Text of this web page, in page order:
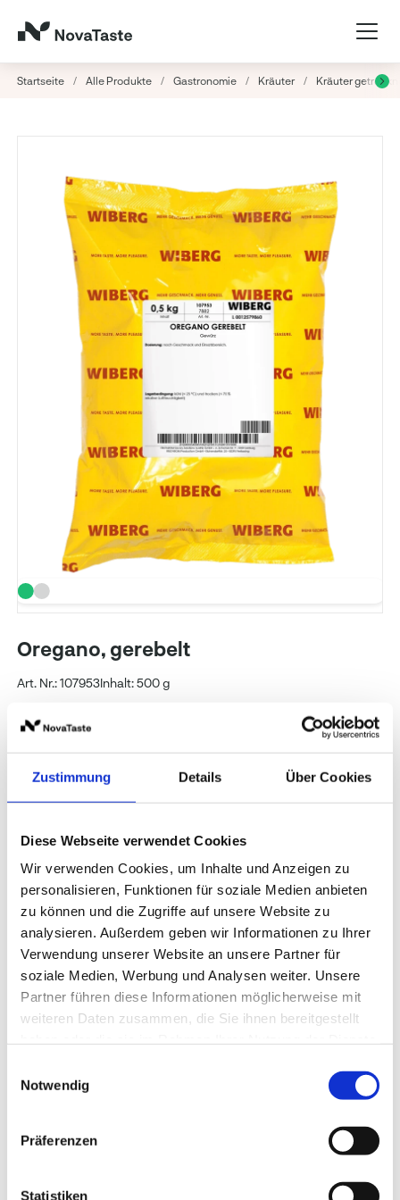
Zustimmung Details Über Cookies
Diese Webseite verwendet Cookies
Wir verwenden Cookies, um Inhalte und Anzeigen zu
personalisieren, Funktionen für soziale Medien anbieten
zu können und die Zugriffe auf unsere Website zu
analysieren. Außerdem geben wir Informationen zu Ihrer
Verwendung unserer Website an unsere Partner für
soziale Medien, Werbung und Analysen weiter. Unsere
Partner führen diese Informationen möglicherweise mit
weiteren Daten zusammen, die Sie ihnen bereitgestellt
Notwendig
Präferenzen
Statistiken
Startseite / Alle Produkte / Gastronomie / Kräuter / Kräuter
Oregano, gerebelt
Art. Nr.: 107953Inhalt: 500 g
Preise und Verfügbarkeit sehen unsere
Lagerung und Verpackung Nährwertangaben je
Lagerung und Verpackung
Lagerung
Verpackung
Aroma-Beutel
Nährwertangaben je 100 g
Energie 365 kcal / 1.532 kJ
Fett 10 g
-davon gesättigte Fettsäuren 1,9 g
- davon mehrfach ungesättigte Fettsäuren 5,8 g
50 g